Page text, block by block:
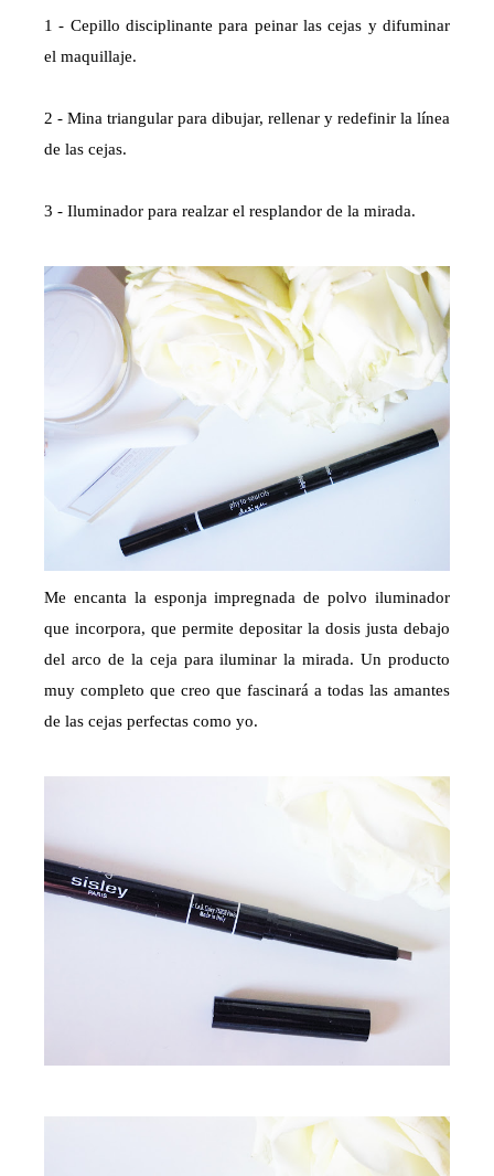
1 - Cepillo disciplinante para peinar las cejas y difuminar
el maquillaje.
2 - Mina triangular para dibujar, rellenar y redefinir la línea
de las cejas.
3 - Iluminador para realzar el resplandor de la mirada.
Me encanta la esponja impregnada de polvo iluminador
que incorpora, que permite depositar la dosis justa debajo
del arco de la ceja para iluminar la mirada. Un producto
muy completo que creo que fascinará a todas las amantes
de las cejas perfectas como yo.